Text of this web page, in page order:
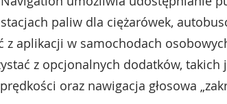
paliw dla ciężarówek,
z aplikacji w samochodach
z opcjonalnych dodatków,
oraz nawigacja głosowa